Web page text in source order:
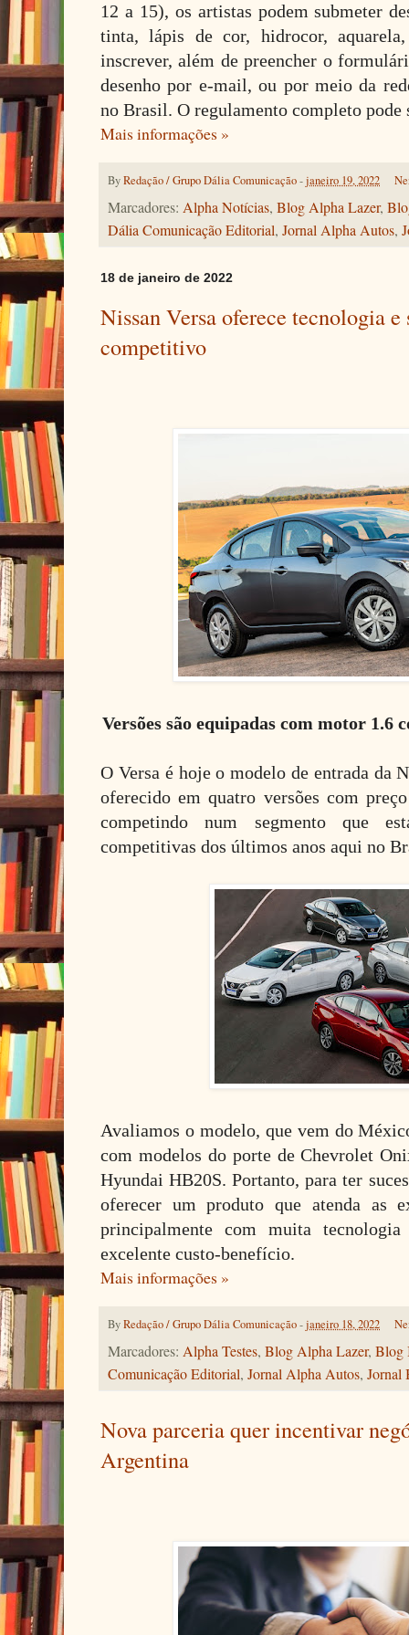
12 a 15), os artistas podem submeter
tinta, lápis de cor, hidrocor,
inscrever, além de preencher o
desenho por e-mail, ou por meio da
no Brasil. O regulamento completo pode
Mais informações »
ByRedação / Grupo Dália Comunicação-janeiro 19, 2022
Marcadores: Alpha Notícias, Blog Alpha Lazer,
Dália Comunicação Editorial, Jornal Alpha Autos,
18 de janeiro de 2022
Nissan Versa oferece tecnologia e
competitivo
Versões são equipadas com motor 1.6
O Versa é hoje o modelo de entrada da
oferecido em quatro versões com
competindo num segmento que
competitivas dos últimos anos aqui no
Avaliamos o modelo, que vem do
com modelos do porte de Chevrolet
Hyundai HB20S. Portanto, para ter
oferecer um produto que atenda as
principalmente com muita
excelente custo-benefício.
Mais informações »
ByRedação / Grupo Dália Comunicação-janeiro 18, 2022
Marcadores: Alpha Testes, Blog Alpha Lazer, Blog
Comunicação Editorial, Jornal Alpha Autos, Jornal
Nova parceria quer incentivar
Argentina